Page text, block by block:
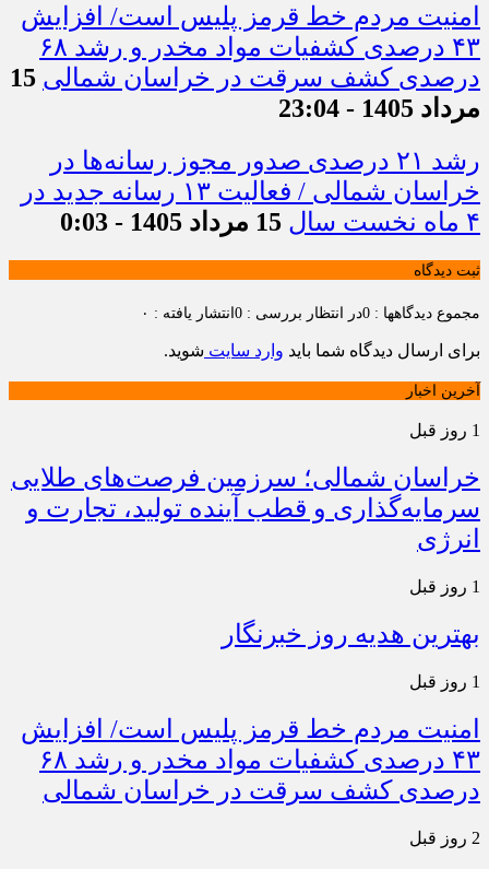
امنیت مردم خط قرمز پلیس است/ افزایش
۴۳ درصدی کشفیات مواد مخدر و رشد ۶۸
درصدی کشف سرقت در خراسان شمالی 15
مرداد 1405 - 23:04
رشد ۲۱ درصدی صدور مجوز رسانه‌ها در
خراسان شمالی / فعالیت ۱۳ رسانه جدید در
۴ ماه نخست سال
15 مرداد 1405 - 0:03
ثبت دیدگاه
مجموع دیدگاهها : 0 در انتظار بررسی : 0 انتشار یافته : ۰
برای ارسال دیدگاه شما باید وارد سایت شوید.
آخرین اخبار
1 روز قبل
خراسان شمالی؛ سرزمین فرصت‌های طلایی
سرمایه‌گذاری و قطب آینده تولید، تجارت و
انرژی
1 روز قبل
بهترین هدیه روز خبرنگار
1 روز قبل
امنیت مردم خط قرمز پلیس است/ افزایش
۴۳ درصدی کشفیات مواد مخدر و رشد ۶۸
درصدی کشف سرقت در خراسان شمالی
2 روز قبل